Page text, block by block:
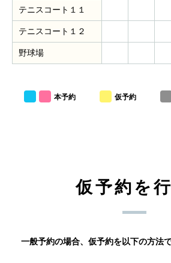
テニスコート１１
テニスコート１２
野球場
本予約 仮予約
仮予約を
一般予約の場合、仮予約を以下の方法